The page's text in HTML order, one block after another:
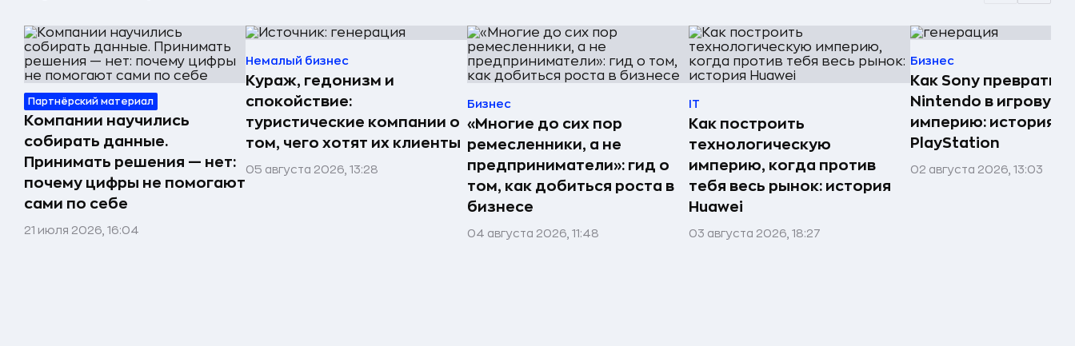
Партнёрский материал
Компании научились
собирать данные.
Принимать решения — нет:
почему цифры не помогают
сами по себе
21 июля 2026, 16:04
Немалый бизнес
Кураж, гедонизм и
спокойствие:
туристические компании о
том, чего хотят их клиенты
05 августа 2026, 13:28
Бизнес
«Многие до сих пор
ремесленники, а не
предприниматели»: гид о
том, как добиться роста в
бизнесе
04 августа 2026, 11:48
IT
Как построить
технологическую
империю, когда против
тебя весь рынок: история
Huawei
03 августа 2026, 18:27
Бизнес
Как Sony
Nintendo в игровую
империю: история
PlayStation
02 августа 2026, 13:03